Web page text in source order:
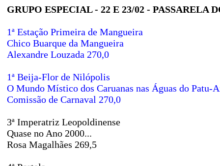
GRUPO ESPECIAL - 22 E 23/02 - PASSARELA
1ª Estação Primeira de Mangueira
Chico Buarque da Mangueira
Alexandre Louzada 270,0
1ª Beija-Flor de Nilópolis
O Mundo Místico dos Caruanas nas Águas do Patu-
Comissão de Carnaval 270,0
3ª Imperatriz Leopoldinense
Quase no Ano 2000...
Rosa Magalhães 269,5